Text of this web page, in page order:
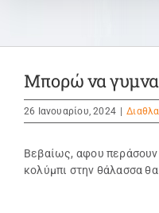
Μπορώ να
26 Ιανουαρίου, 2024 |
Βεβαίως, αφου περάσουν
κολύμπι στην θάλασσα